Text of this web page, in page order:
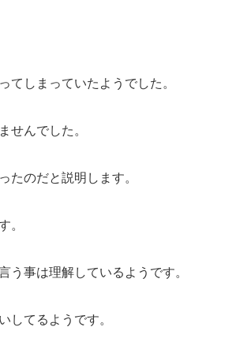
てしまっていたようでした。
せんでした。
たのだと説明します。
。
う事は理解しているようです。
してるようです。